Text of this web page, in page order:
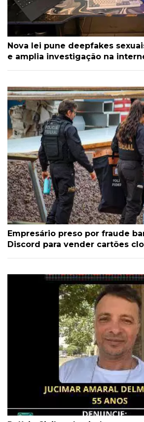
Nova lei pune deepfakes
e amplia investigação na
Empresário preso por fraude
Discord para vender cartões